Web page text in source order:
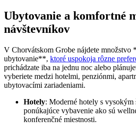
Ubytovanie a komfortné
návštevníkov
V Chorvátskom Grobe nájdete množstvo
ubytovanie**, ktoré uspokoja rôzne
prichádzate iba na jednu noc alebo
vyberiete medzi hotelmi, penziónmi,
ubytovacími zariadeniami.
Hotely: Moderné hotely s vysokým
ponúkajúce vybavenie ako sú
konferenčné miestnosti.